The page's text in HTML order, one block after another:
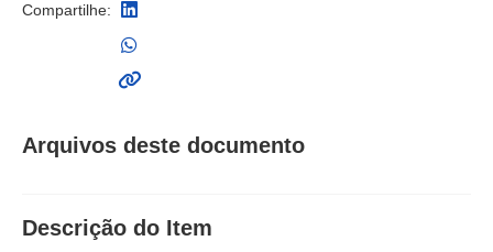
Compartilhe:
Arquivos deste documento
Descrição do Item